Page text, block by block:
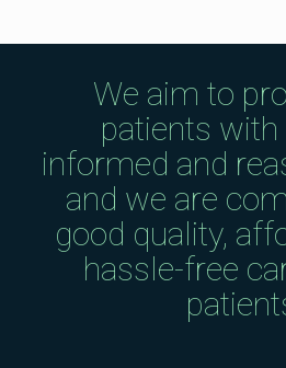
We aim to
patients with
informed and
and we are
good quality,
hassle-free